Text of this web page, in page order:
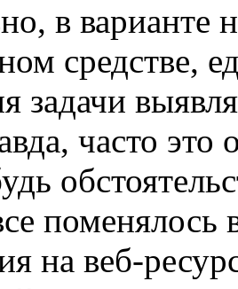
в варианте
средстве,
задачи
часто
поменялось
на веб-